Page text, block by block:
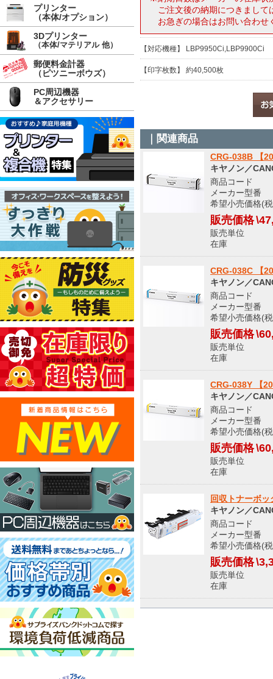
ご注文後の納期につきまし
お急ぎの場合はお問い合わせ
【対応機種】 LBP9950Ci,LBP9900Ci
【印字枚数】 約40,500枚
｜関連商品
CRG-038B 【
キヤノン／
商品コー
メーカー型番
希望小売価格(
販売価格
販売単
在庫
CRG-038C 【
キヤノン／
商品コー
メーカー型番
希望小売価格(
販売価格
販売単
在庫
CRG-038Y 【
キヤノン／
商品コー
メーカー型番
希望小売価格(
販売価格
販売単
在庫
回収トナーボ
キヤノン／
商品コー
メーカー型番
希望小売価格(
販売価格
販売単
在庫
プリンター
（本体/オプション）
3Dプリンター
（本体/マテリアル 他）
郵便料金計器
（ピツニーボウズ）
PC周辺機器
＆アクセサリー